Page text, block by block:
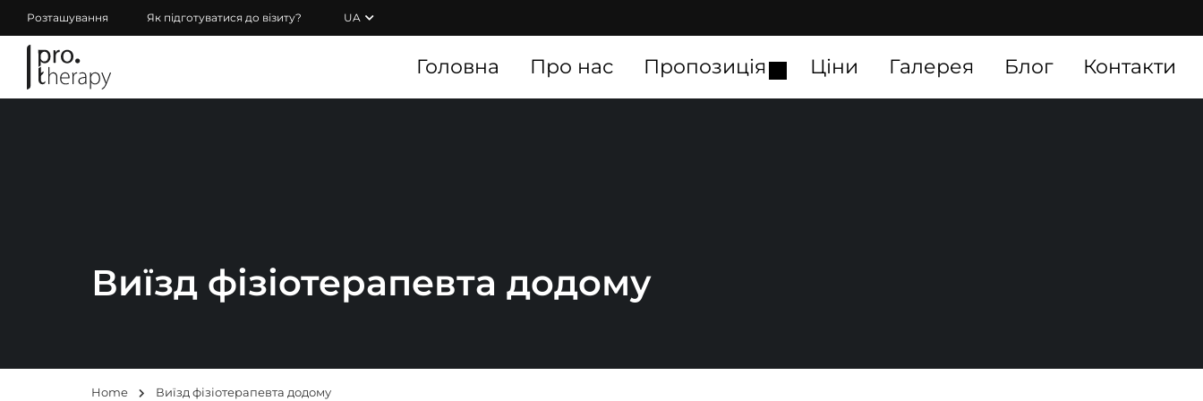
Розташування Як підготуватися до візиту? UA
Головна Про нас Пропозиція Ціни Галерея Блог Контакти
Виїзд фізіотерапевта додому
Home Виїзд фізіотерапевта додому